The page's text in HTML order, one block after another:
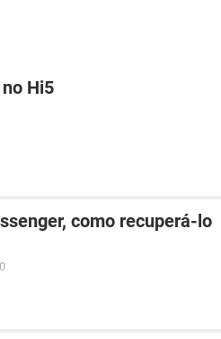
Hi5
como recuperá-lo